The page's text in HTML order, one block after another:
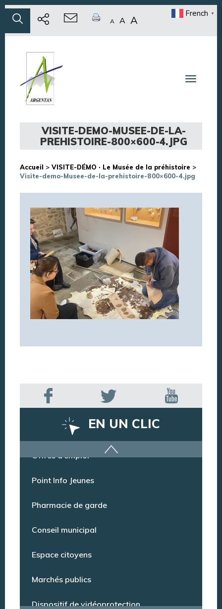
A A A
French ▼
Toggle
VISITE-DEMO-MUSEE-DE-LA-
PREHISTOIRE-800×600-4.JPG
Accueil > VISITE-DÉMO · Le Musée de la préhistoire >
Visite-demo-Musee-de-la-prehistoire-800×600-4.jpg
EN UN CLIC